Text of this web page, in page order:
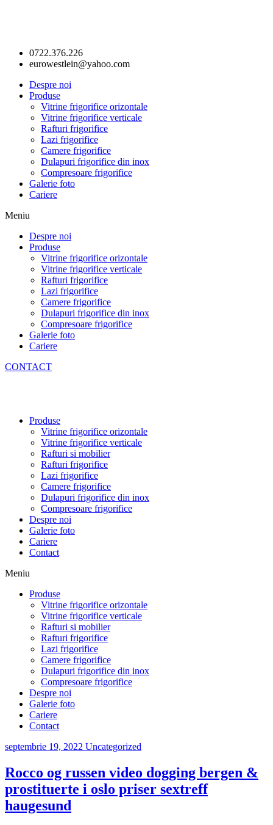
0722.376.226
eurowestlein@yahoo.com
Despre noi
Produse
Vitrine frigorifice orizontale
Vitrine frigorifice verticale
Rafturi frigorifice
Lazi frigorifice
Camere frigorifice
Dulapuri frigorifice din inox
Compresoare frigorifice
Galerie foto
Cariere
Meniu
Despre noi
Produse
Vitrine frigorifice orizontale
Vitrine frigorifice verticale
Rafturi frigorifice
Lazi frigorifice
Camere frigorifice
Dulapuri frigorifice din inox
Compresoare frigorifice
Galerie foto
Cariere
CONTACT
Produse
Vitrine frigorifice orizontale
Vitrine frigorifice verticale
Rafturi si mobilier
Rafturi frigorifice
Lazi frigorifice
Camere frigorifice
Dulapuri frigorifice din inox
Compresoare frigorifice
Despre noi
Galerie foto
Cariere
Contact
Meniu
Produse
Vitrine frigorifice orizontale
Vitrine frigorifice verticale
Rafturi si mobilier
Rafturi frigorifice
Lazi frigorifice
Camere frigorifice
Dulapuri frigorifice din inox
Compresoare frigorifice
Despre noi
Galerie foto
Cariere
Contact
septembrie 19, 2022 Uncategorized
Rocco og russen video dogging bergen &
prostituerte i oslo priser sextreff
haugesund